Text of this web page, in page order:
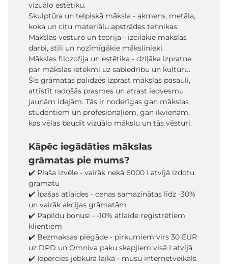
vizuālo estētiku.
Skulptūra un telpiskā māksla - akmens, metāla,
koka un citu materiālu apstrādes tehnikas.
Mākslas vēsture un teorija - izcilākie mākslas
darbi, stili un nozīmīgākie mākslinieki.
Mākslas filozofija un estētika - dziļāka izpratne
par mākslas ietekmi uz sabiedrību un kultūru.
Šīs grāmatas palīdzēs izprast mākslas pasauli,
attīstīt radošās prasmes un atrast iedvesmu
jaunām idejām. Tās ir noderīgas gan mākslas
studentiem un profesionāļiem, gan ikvienam,
kas vēlas baudīt vizuālo mākslu un tās vēsturi.
Kāpēc iegādāties mākslas
grāmatas pie mums?
✔️ Plaša izvēle - vairāk nekā 6000 Latvijā izdotu
grāmatu
✔️ Īpašas atlaides - cenas samazinātas līdz -30%
un vairāk akcijas grāmatām
✔️ Papildu bonusi - -10% atlaide reģistrētiem
klientiem
✔️ Bezmaksas piegāde - pirkumiem virs 30 EUR
uz DPD un Omniva paku skapjiem visā Latvijā
✔️ Iepērcies jebkurā laikā - mūsu internetveikals